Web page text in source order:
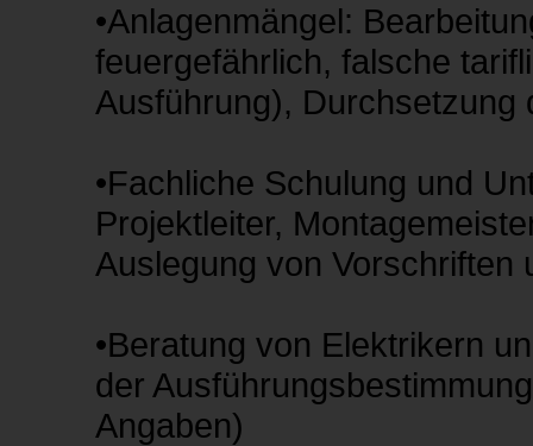
•Anlagenmängel:
feuergefährlich, falsche
Ausführung), Durchsetzung
•Fachliche Schulung und
Projektleiter,
Auslegung von Vorschriften
•Beratung von Elektrikern
der
Angaben)